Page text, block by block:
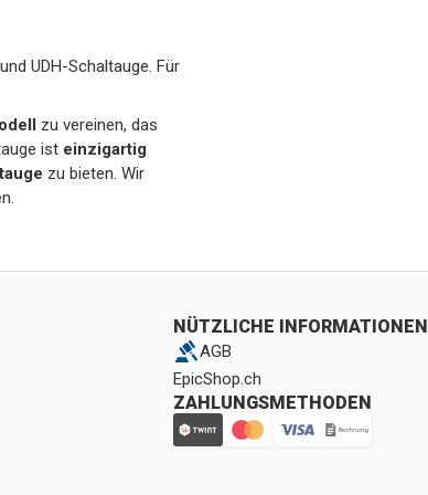
UDH-Schaltauge. Für
zu vereinen, das
ist einzigartig
zu bieten. Wir
NÜTZLICHE INFORMATIONEN
AGB
EpicShop.ch
ZAHLUNGSMETHODEN